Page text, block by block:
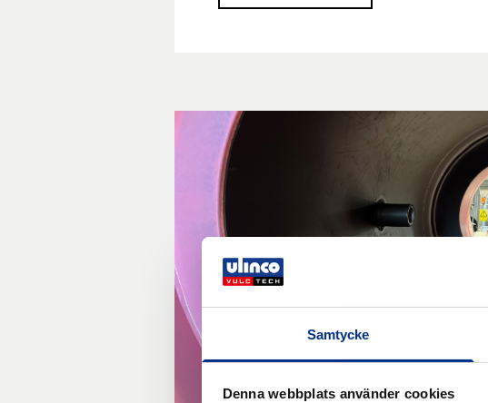
Samtycke
Denna webbplats använder cookies